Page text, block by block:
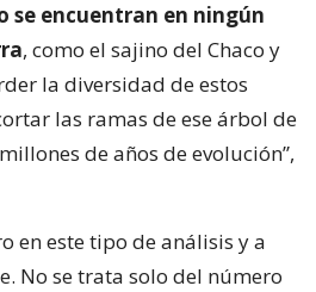
se encuentran en ningún
, como el sajino del Chaco y
la diversidad de estos
las ramas de ese árbol de
de años de evolución”,
en este tipo de análisis y a
No se trata solo del número